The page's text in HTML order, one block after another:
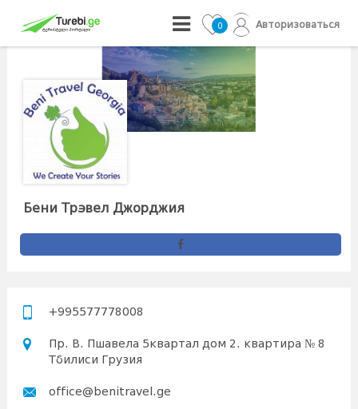
0 Авторизоваться
Бени Трэвел Джорджия
+995577778008
Пр. В. Пшавела 5квартал дом 2. квартира № 8
Тбилиси Грузия
office@benitravel.ge